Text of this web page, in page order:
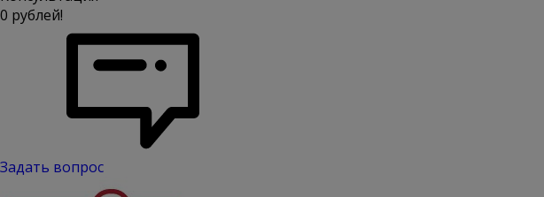
0 рублей!
Задать вопрос